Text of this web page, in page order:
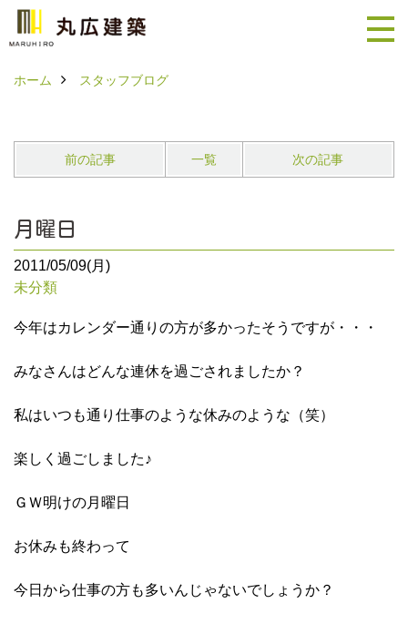
ホーム スタッフブログ
前の記事 一覧 次の記事
月曜日
2011/05/09(月)
未分類
今年はカレンダー通りの方が多かったそうですが・・・
みなさんはどんな連休を過ごされましたか？
私はいつも通り仕事のような休みのような（笑）
楽しく過ごしました♪
ＧＷ明けの月曜日
お休みも終わって
今日から仕事の方も多いんじゃないでしょうか？